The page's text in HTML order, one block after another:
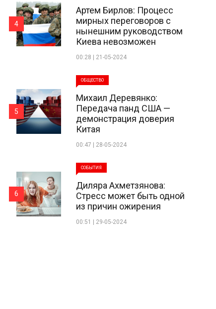
Артем Бирлов: Процесс
мирных переговоров с
нынешним руководством
Киева невозможен
00:28 | 21-05-2024
4
ОБЩЕСТВО
Михаил Деревянко:
Передача панд США —
демонстрация доверия
Китая
00:47 | 28-05-2024
5
СОБЫТИЯ
Диляра Ахметзянова:
Стресс может быть одной
из причин ожирения
00:51 | 29-05-2024
6